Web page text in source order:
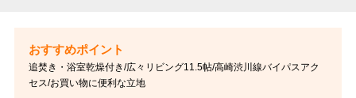
追焚き・浴室乾燥付き/広々リビング11.5帖/高崎渋川線バイパスアク
セス/お買い物に便利な立地